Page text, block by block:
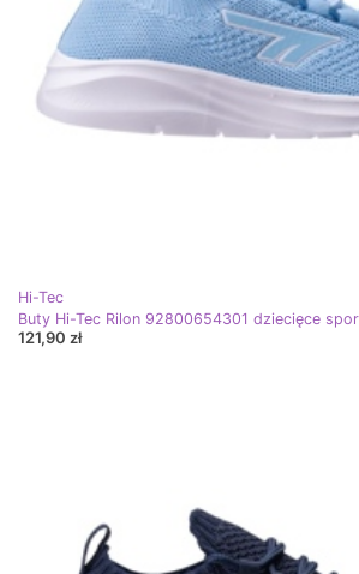
Hi-Tec
Buty Hi-Tec Rilon 92800654301 dziecięce
121,90 zł